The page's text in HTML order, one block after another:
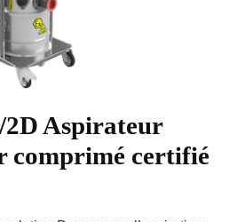
Aspirateur
comprimé certifié